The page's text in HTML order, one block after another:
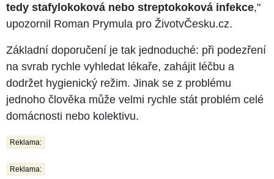
tedy stafylokoková nebo streptokoková infekce,"
upozornil Roman Prymula pro ŽivotvČesku.cz.
Základní doporučení je tak jednoduché: při podezření
na svrab rychle vyhledat lékaře, zahájit léčbu a
dodržet hygienický režim. Jinak se z problému
jednoho člověka může velmi rychle stát problém celé
domácnosti nebo kolektivu.
Reklama:
Reklama: